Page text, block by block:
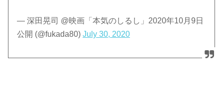
— 深田晃司 @映画「本気のしるし」2020年10月9日
公開 (@fukada80)July 30, 2020